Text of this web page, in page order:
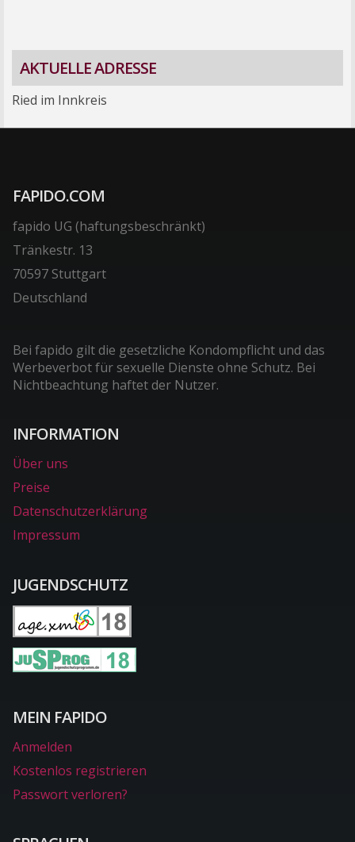
AKTUELLE ADRESSE
Ried im Innkreis
FAPIDO.COM
fapido UG (haftungsbeschränkt)
Tränkestr. 13
70597 Stuttgart
Deutschland
Bei fapido gilt die gesetzliche Kondompflicht und das
Werbeverbot für sexuelle Dienste ohne Schutz. Bei
Nichtbeachtung haftet der Nutzer.
INFORMATION
Über uns
Preise
Datenschutzerklärung
Impressum
JUGENDSCHUTZ
MEIN FAPIDO
Anmelden
Kostenlos registrieren
Passwort verloren?